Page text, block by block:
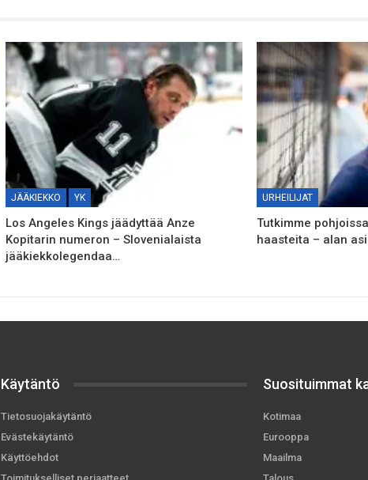
JÄÄKIEKKO YK
Los Angeles Kings jäädyttää Anze
Kopitarin numeron – Slovenialaista
jääkiekkolegendaa…
URHEILIJAT
Tutkimme
haasteita – alan
Käytäntö
Tietosuojakäytäntö
Evästekäytäntö
Käyttöehdot
Suosituimmat
Kotimaa
Eurooppa
Maailma